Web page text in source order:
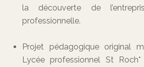
la découverte de
professionnelle.
Projet pédagogique original
Lycée professionnel St